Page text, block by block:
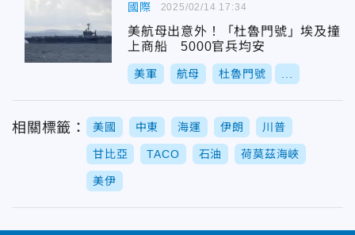
國際
美航母出意外！「杜魯門號」埃及撞
上商船 5000官兵均安
美軍 航母 杜魯門號
2025/02/14 17:34
相關標籤： 美國 中東 海運 伊朗 川普
甘比亞 TACO 石油 荷莫茲海峽
美伊